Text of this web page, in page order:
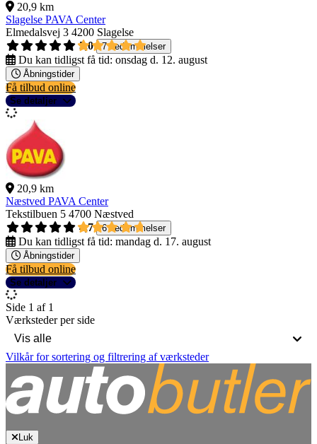
20,9 km
Slagelse PAVA Center
Elmedalsvej 3 4200 Slagelse
5,0
7 bedømmelser
Du kan tidligst få tid: onsdag d. 12. august
Åbningstider
Få tilbud online
Se detaljer
20,9 km
Næstved PAVA Center
Tekstilbuen 5 4700 Næstved
4,7
6 bedømmelser
Du kan tidligst få tid: mandag d. 17. august
Åbningstider
Få tilbud online
Se detaljer
Side 1 af 1
Værksteder per side
Vilkår for sortering og filtrering af værksteder
Luk